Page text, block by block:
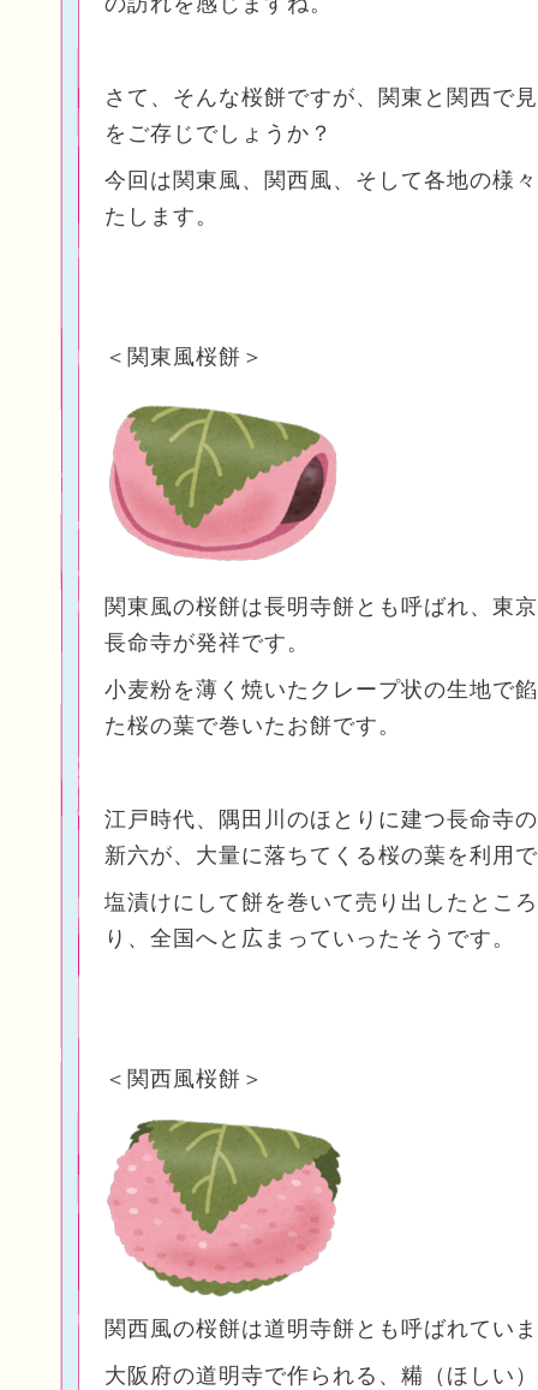
さて、そんな桜餅ですが、関東と関西で
をご存じでしょうか？
今回は関東風、関西風、そして各地の様
たします。
＜関東風桜餅＞
関東風の桜餅は長明寺餅とも呼ばれ、 東
長命寺が発祥です。
小麦粉を薄く焼いたクレープ状の生地で
た桜の葉で巻いたお餅です。
江戸時代、隅田川のほとりに建つ長命寺
新六が、大量に落ちてくる桜の葉を利用
塩漬けにして餅を巻いて売り出したとこ
り、全国へと広まっていったそうです。
＜関西風桜餅＞
関西風の桜餅は道明寺餅とも呼ばれてい
大阪府の道明寺で作られる、糒（ほしい